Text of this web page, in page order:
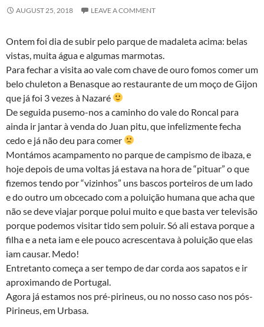
AUGUST 25, 2018 LEAVE A COMMENT
Ontem foi dia de subir pelo parque de madaleta acima: belas
vistas, muita água e algumas marmotas.
Para fechar a visita ao vale com chave de ouro fomos comer um
belo chuleton a Benasque ao restaurante de um moço de Gijon
que já foi 3 vezes à Nazaré
De seguida pusemo-nos a caminho do vale do Roncal para
ainda ir jantar à venda do Juan pitu, que infelizmente fecha
cedo e já não deu para comer
Montámos acampamento no parque de campismo de ibaza, e
hoje depois de uma voltas já estava na hora de “pituar” o que
fizemos tendo por “vizinhos” uns bascos porteiros de um lado
e do outro um obcecado com a poluição humana que acha que
não se deve viajar porque polui muito e que basta ver televisão
porque podemos visitar tido sem poluir. Só ali estava porque a
filha e a neta iam e ele pouco acrescentava à poluição que elas
iam causar. Medo!
Entretanto começa a ser tempo de dar corda aos sapatos e ir
aproximando de Portugal.
Agora já estamos nos pré-pirineus, ou no nosso caso nos pós-
Pirineus, em Urbasa.